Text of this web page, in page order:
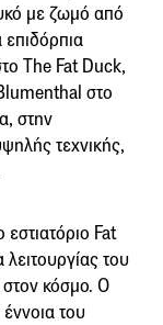
με ζωμό από
The Fat Duck,
στο
στην
τεχνικής,
Fat
του
στον κόσμο. Ο
του